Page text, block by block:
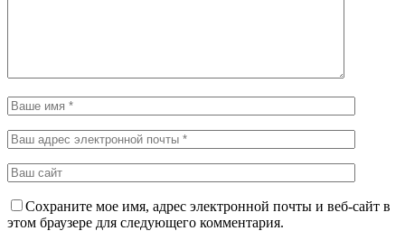
Сохраните мое имя, адрес электронной почты и веб-сайт в
этом браузере для следующего комментария.